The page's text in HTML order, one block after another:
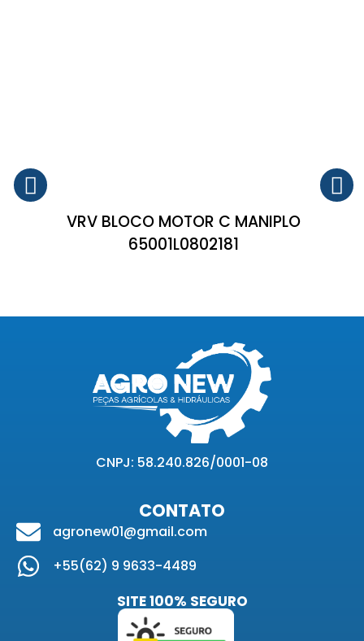
VRV BLOCO MOTOR C MANIPLO
65001L0802181
CNPJ: 58.240.826/0001-08
CONTATO
agronew01@gmail.com
+55(62) 9 9633-4489
SITE 100% SEGURO